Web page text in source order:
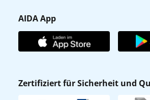
Affiliateprogramm
Verhaltens- & Ethikkodex
Gästefragebogen
AIDA Club
AIDA App
AIDA App
Zertifiziert für Sicherheit und